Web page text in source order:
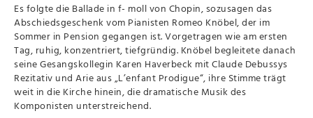
Es folgte die Ballade in f- moll von Chopin, sozusagen das
Abschiedsgeschenk vom Pianisten Romeo Knöbel, der im
Sommer in Pension gegangen ist. Vorgetragen wie am ersten
Tag, ruhig, konzentriert, tiefgründig. Knöbel begleitete danach
seine Gesangskollegin Karen Haverbeck mit Claude Debussys
Rezitativ und Arie aus „L’enfant Prodigue“, ihre Stimme trägt
weit in die Kirche hinein, die dramatische Musik des
Komponisten unterstreichend.